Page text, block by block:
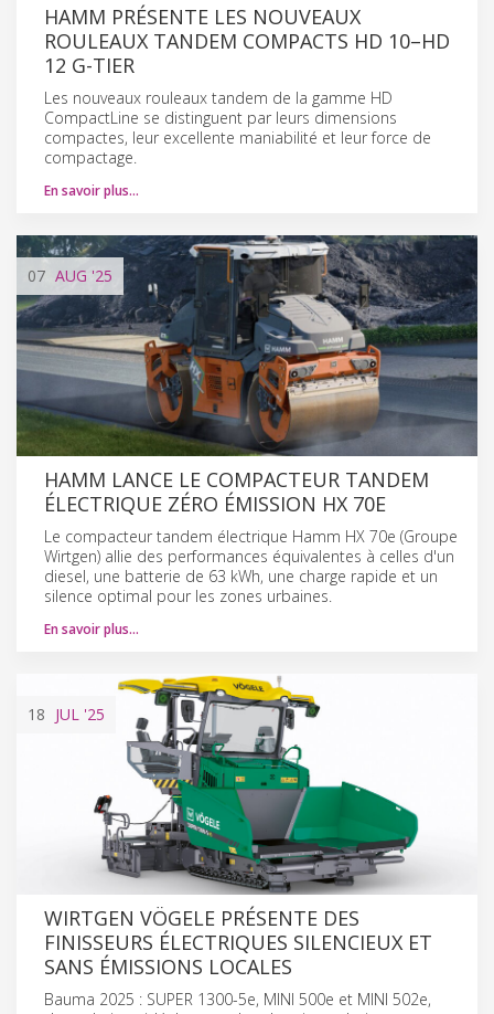
HAMM PRÉSENTE LES NOUVEAUX
ROULEAUX TANDEM COMPACTS HD 10–HD
12 G-TIER
Les nouveaux rouleaux tandem de la gamme HD
CompactLine se distinguent par leurs dimensions
compactes, leur excellente maniabilité et leur force de
compactage.
En savoir plus…
07 AUG '25
HAMM LANCE LE COMPACTEUR TANDEM
ÉLECTRIQUE ZÉRO ÉMISSION HX 70E
Le compacteur tandem électrique Hamm HX 70e (Groupe
Wirtgen) allie des performances équivalentes à celles d'un
diesel, une batterie de 63 kWh, une charge rapide et un
silence optimal pour les zones urbaines.
En savoir plus…
18 JUL '25
WIRTGEN VÖGELE PRÉSENTE DES
FINISSEURS ÉLECTRIQUES SILENCIEUX ET
SANS ÉMISSIONS LOCALES
Bauma 2025 : SUPER 1300-5e, MINI 500e et MINI 502e,